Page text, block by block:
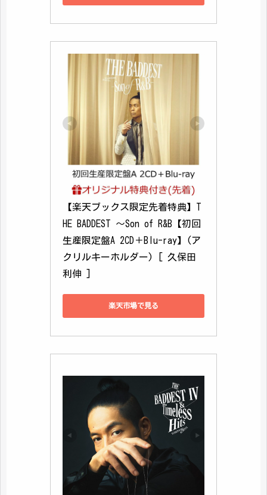
【楽天ブックス限定先着特典】T
HE BADDEST ～Son of R&B【初回
生産限定盤A 2CD＋Blu-ray】(ア
クリルキーホルダー) [ 久保田
利伸 ]
楽天市場で見る